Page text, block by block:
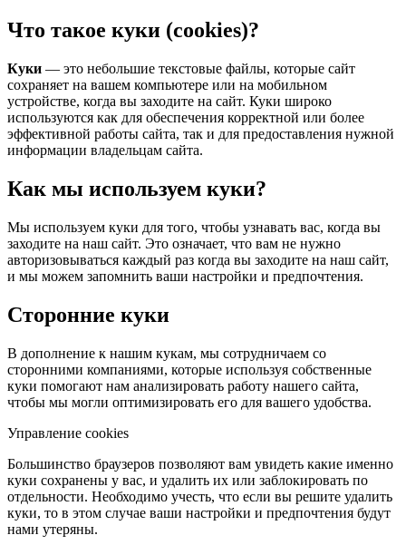
Что такое куки (cookies)?
Куки — это небольшие текстовые файлы, которые сайт
сохраняет на вашем компьютере или на мобильном
устройстве, когда вы заходите на сайт. Куки широко
используются как для обеспечения корректной или более
эффективной работы сайта, так и для предоставления нужной
информации владельцам сайта.
Как мы используем куки?
Мы используем куки для того, чтобы узнавать вас, когда вы
заходите на наш сайт. Это означает, что вам не нужно
авторизовываться каждый раз когда вы заходите на наш сайт,
и мы можем запомнить ваши настройки и предпочтения.
Сторонние куки
В дополнение к нашим кукам, мы сотрудничаем со
сторонними компаниями, которые используя собственные
куки помогают нам анализировать работу нашего сайта,
чтобы мы могли оптимизировать его для вашего удобства.
Управление cookies
Большинство браузеров позволяют вам увидеть какие именно
куки сохранены у вас, и удалить их или заблокировать по
отдельности. Необходимо учесть, что если вы решите удалить
куки, то в этом случае ваши настройки и предпочтения будут
нами утеряны.